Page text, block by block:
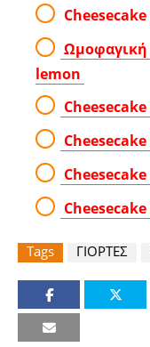
Ωμοφαγική
lemon
Tags ΓΙΟΡΤΕΣ